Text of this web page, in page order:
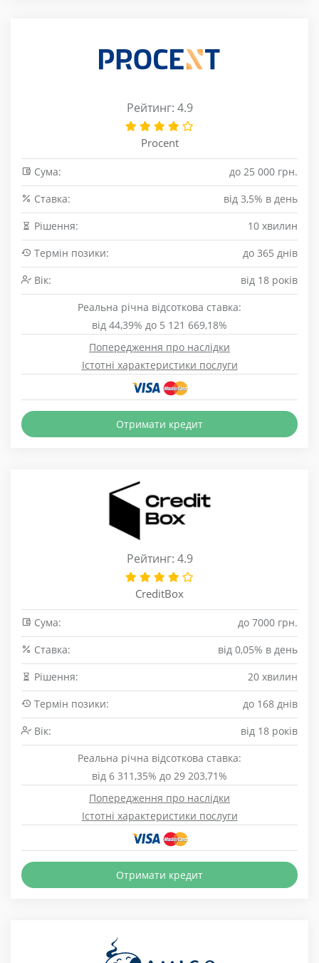
Рейтинг: 4.9
Procent
Сума:
до 25 000 грн.
Cтавка:
від 3,5% в день
Рішення:
10 хвилин
Термін позики:
до 365 днів
Вік:
від 18 років
Реальна річна відсоткова ставка:
від 44,39% до 5 121 669,18%
Попередження про наслідки
Істотні характеристики послуги
Отримати кредит
Рейтинг: 4.9
CreditBox
Сума:
до 7000 грн.
Cтавка:
від 0,05% в день
Рішення:
20 хвилин
Термін позики:
до 168 днів
Вік:
від 18 років
Реальна річна відсоткова ставка:
від 6 311,35% до 29 203,71%
Попередження про наслідки
Істотні характеристики послуги
Отримати кредит